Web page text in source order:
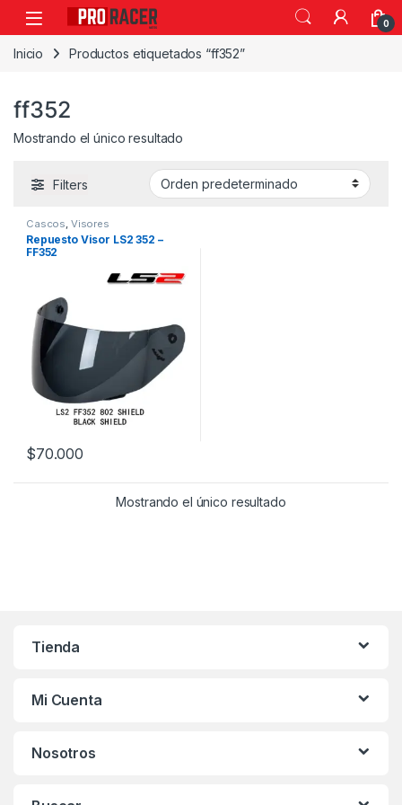
0
Inicio Productos etiquetados “ff352”
ff352
Mostrando el único resultado
Filters
Cascos Visores
Repuesto Visor LS2 352 –
FF352
$70.000
Este producto tiene múltiples variantes. Las opciones se
Mostrando el único resultado
Tienda
Mi Cuenta
Nosotros